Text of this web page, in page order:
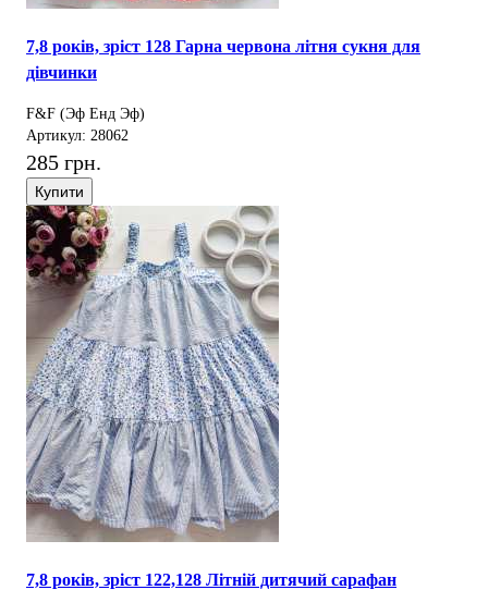
7,8 років, зріст 128 Гарна червона літня сукня для
дівчинки
F&F (Эф Енд Эф)
Артикул: 28062
285 грн.
Купити
7,8 років, зріст 122,128 Літній дитячий сарафан